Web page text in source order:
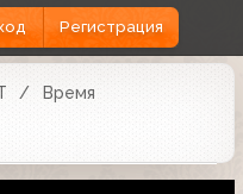
Регистрация
Время